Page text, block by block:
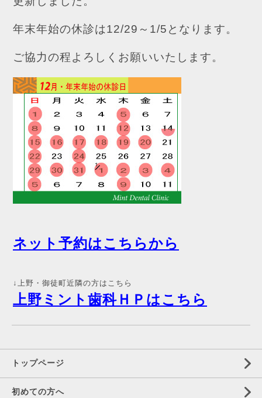
年末年始の休診は12/29～1/5となります。
ご協力の程よろしくお願いいたします。
ネット予約はこちらから
↓上野・御徒町近隣の方はこちら
上野ミント歯科ＨＰはこちら
トップページ
初めての方へ